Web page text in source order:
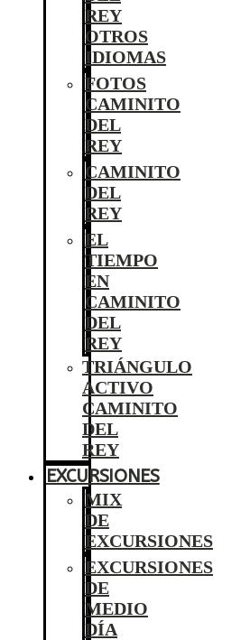
REY
OTROS
IDIOMAS
FOTOS
CAMINITO
DEL
REY
CAMINITO
DEL
REY
EL
TIEMPO
EN
CAMINITO
DEL
REY
TRIÁNGULO
ACTIVO
CAMINITO
DEL
REY
EXCURSIONES
MIX
DE
EXCURSIONES
EXCURSIONES
DE
MEDIO
DÍA